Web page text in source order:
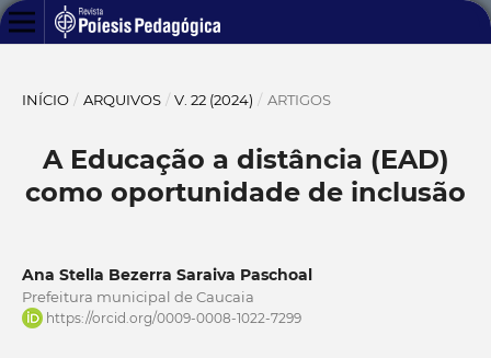
INÍCIO / ARQUIVOS / V. 22 (2024) / ARTIGOS
A Educação a distância (EAD)
como oportunidade de inclusão
Ana Stella Bezerra Saraiva Paschoal
Prefeitura municipal de Caucaia
https://orcid.org/0009-0008-1022-7299